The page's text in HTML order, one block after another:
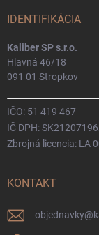
IDENTIFIKÁCIA
Kaliber SP s.r.o.
Hlavná 46/18
091 01 Stropkov
IČO: 51 419 467
IČ DPH:
Zbrojná licencia: LA
KONTAKT
objednavky@